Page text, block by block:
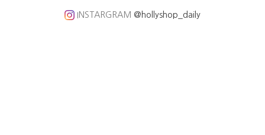
INSTARGRAM @hollyshop_daily